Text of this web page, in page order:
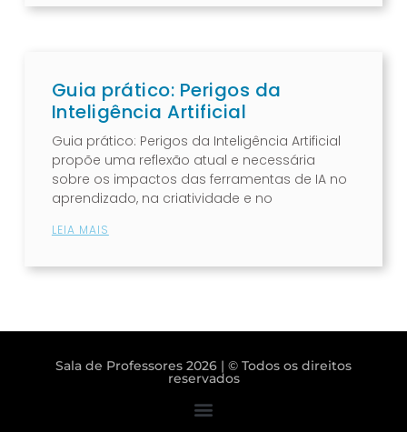
Guia prático: Perigos da
Inteligência Artificial
Guia prático: Perigos da Inteligência Artificial
propõe uma reflexão atual e necessária
sobre os impactos das ferramentas de IA no
aprendizado, na criatividade e no
LEIA MAIS
Sala de Professores 2026 | © Todos os direitos
reservados